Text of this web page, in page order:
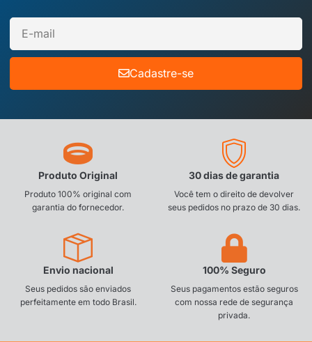
Cadastre-se
Produto Original
Produto 100% original com
garantia do fornecedor.
30 dias de garantia
Você tem o direito de devolver
seus pedidos no prazo de 30 dias.
Envio nacional
Seus pedidos são enviados
perfeitamente em todo Brasil.
100% Seguro
Seus pagamentos estão seguros
com nossa rede de segurança
privada.